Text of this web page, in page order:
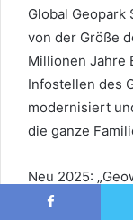
Global Geopark
von der Größe
Millionen Jahre
Infostellen des
modernisiert
die ganze
Neu 2025:
Schulkinder